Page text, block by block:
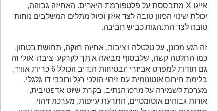
אייגו X מתבססת על פלטפורמת היאריס. האחיזה גבוהה,
יכולת שינוי הכיוון טובה לצד איזון וכיול מתלים המשלבים נוחות
טובה לצד התנהגות כביש חביבה.
זה רגע מכונן, על טלטלה ויציבות, אחיזה חזקה, תחושת בטחון.
כמו החלטה קשה, שלבסוף מביאה אותך לקרקע יציבה. אולי זה
גם תודות למפרט אביזרי הבטיחות הנדיב הכולל 6 כריות אוויר,
בלימת חירום אוטונומית עם זיהוי הולכי רגל ורוכבי דו גלגלי,
מערכת לשמירה על מרכז הנתיב, בקרת שיוט אדפטיבית,
אורות גבוהים אוטומטיים, התרעת עייפות, מערכת זיהוי